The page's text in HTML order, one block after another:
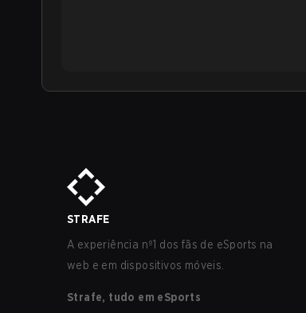
STRAFE
A experiência nº1 dos fãs de eSports na
web e em dispositivos móveis.
Strafe, tudo em eSports